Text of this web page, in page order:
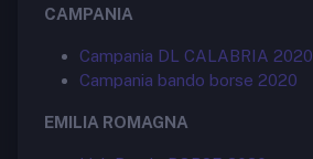
CAMPANIA
Campania DL CALABRIA 2020
Campania bando borse 2020
EMILIA ROMAGNA